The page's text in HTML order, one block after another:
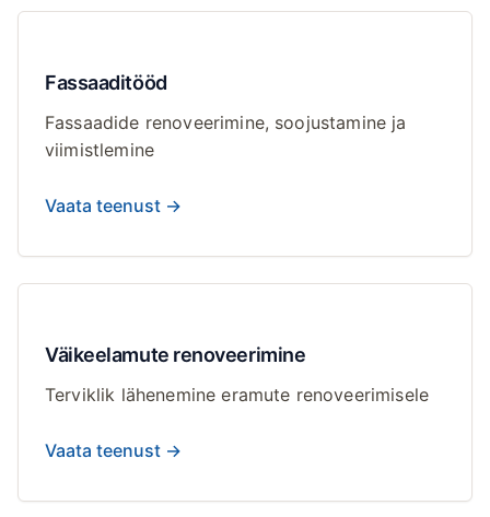
Fassaaditööd
Fassaadide renoveerimine, soojustamine ja
viimistlemine
Vaata teenust →
Väikeelamute renoveerimine
Terviklik lähenemine eramute renoveerimisele
Vaata teenust →